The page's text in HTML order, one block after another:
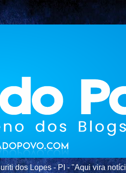
dos Lopes - PI - "Aqui vira